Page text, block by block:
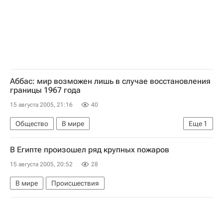
Аббас: мир возможен лишь в случае восстановления
границы 1967 года
15 августа 2005, 21:16 40
Еще 1
Общество
В мире
Вывод израильских поселений из сектора Газа
В Египте произошел ряд крупных пожаров
15 августа 2005, 20:52 28
В мире Происшествия